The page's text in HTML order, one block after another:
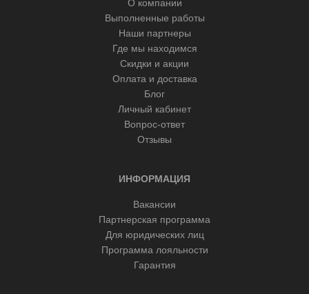
О компании
Выполненные работы
Наши партнеры
Где мы находимся
Скидки и акции
Оплата и доставка
Блог
Личный кабинет
Вопрос-ответ
Отзывы
ИНФОРМАЦИЯ
Вакансии
Партнерская программа
Для юридических лиц
Программа лояльности
Гарантия